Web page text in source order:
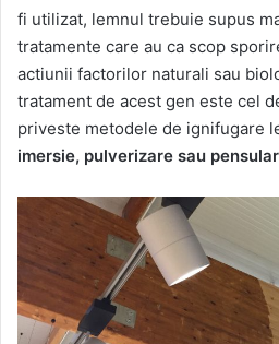
fi utilizat, lemnul trebuie supus
tratamente care au ca scop
actiunii factorilor naturali sau
tratament de acest gen este cel
priveste metodele de ignifugare
imersie, pulverizare sau